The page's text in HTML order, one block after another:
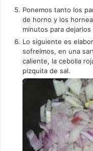
Ponemos tanto los
de horno y los
minutos para
Lo siguiente es
sofreímos, en una
caliente, la cebolla
pizquita de sal.